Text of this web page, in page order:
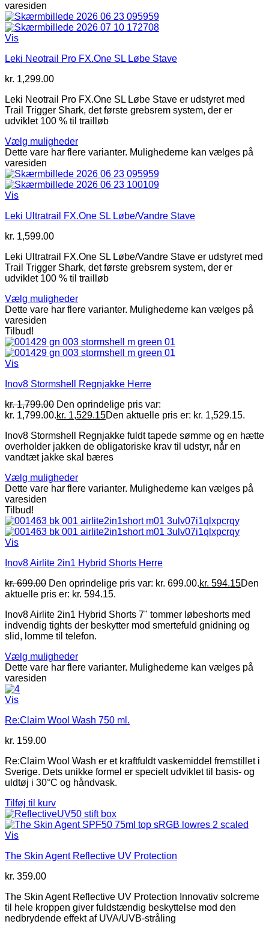
varesiden
Vis
Leki Neotrail Pro FX.One SL Løbe Stave
kr. 1,299.00
Leki Neotrail Pro FX.One SL Løbe Stave er udstyret med
Trail Trigger Shark, det første grebsrem system, der er
udviklet 100 % til trailløb
Vælg muligheder
Dette vare har flere varianter. Mulighederne kan vælges på
varesiden
Vis
Leki Ultratrail FX.One SL Løbe/Vandre Stave
kr. 1,599.00
Leki Ultratrail FX.One SL Løbe/Vandre Stave er udstyret med
Trail Trigger Shark, det første grebsrem system, der er
udviklet 100 % til trailløb
Vælg muligheder
Dette vare har flere varianter. Mulighederne kan vælges på
varesiden
Tilbud!
Vis
Inov8 Stormshell Regnjakke Herre
kr.1,799.00 Den oprindelige pris var:
kr. 1,799.00.kr. 1,529.15Den aktuelle pris er: kr. 1,529.15.
Inov8 Stormshell Regnjakke fuldt tapede sømme og en hætte
overholder jakken de obligatoriske krav til udstyr, når en
vandtæt jakke skal bæres
Vælg muligheder
Dette vare har flere varianter. Mulighederne kan vælges på
varesiden
Tilbud!
Vis
Inov8 Airlite 2in1 Hybrid Shorts Herre
kr.699.00 Den oprindelige pris var: kr. 699.00.kr. 594.15Den
aktuelle pris er: kr. 594.15.
Inov8 Airlite 2in1 Hybrid Shorts 7" tommer løbeshorts med
indvendig tights der beskytter mod smertefuld gnidning og
slid, lomme til telefon.
Vælg muligheder
Dette vare har flere varianter. Mulighederne kan vælges på
varesiden
Vis
Re:Claim Wool Wash 750 ml.
kr. 159.00
Re:Claim Wool Wash er et kraftfuldt vaskemiddel fremstillet i
Sverige. Dets unikke formel er specielt udviklet til basis- og
uldtøj i 30°C og håndvask.
Tilføj til kurv
Vis
The Skin Agent Reflective UV Protection
kr. 359.00
The Skin Agent Reflective UV Protection Innovativ solcreme
til hele kroppen giver fuldstændig beskyttelse mod den
nedbrydende effekt af UVA/UVB-stråling